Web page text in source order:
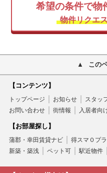
希望の条件で物
物件リクエ
この
【コンテンツ】
トップページ お知らせ スタッ
お問い合わせ
街情報 入居者向
【お部屋探し】
蒲郡・幸田賃貸ナビ 得スマ０プ
新築・築浅
ペット可 駅近物件